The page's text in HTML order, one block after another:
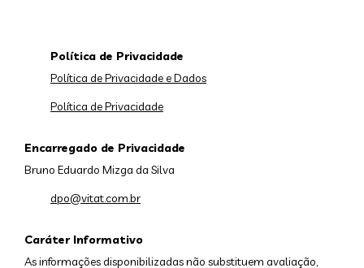
Caráter Informativo
As informações disponibilizadas não substituem avaliação,
Política de Privacidade
Política de Privacidade e Dados
Política de Privacidade
Encarregado de Privacidade
Bruno Eduardo Mizga da Silva
dpo@vitat.com.br